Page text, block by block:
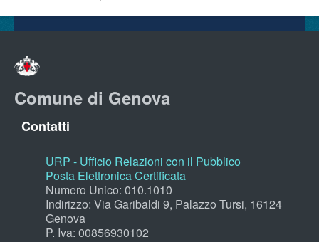
Comune di Genova
Contatti
URP - Ufficio Relazioni con il Pubblico
Posta Elettronica Certificata
Numero Unico: 010.1010
Indirizzo: Via Garibaldi 9, Palazzo Tursi, 16124
Genova
P. Iva: 00856930102